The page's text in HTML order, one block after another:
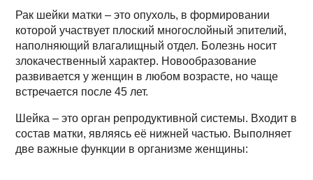
Рак шейки матки – это опухоль, в формировании
которой участвует плоский многослойный эпителий,
наполняющий влагалищный отдел. Болезнь носит
злокачественный характер. Новообразование
развивается у женщин в любом возрасте, но чаще
встречается после 45 лет.
Шейка – это орган репродуктивной системы. Входит в
состав матки, являясь её нижней частью. Выполняет
две важные функции в организме женщины: